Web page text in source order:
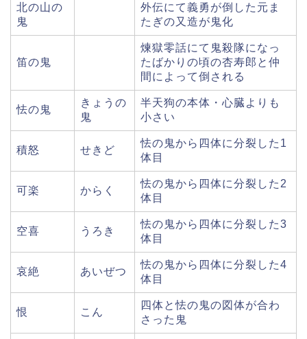
北の山の
鬼
外伝にて義勇が倒した元ま
たぎの又造が鬼化
笛の鬼
煉獄零話にて鬼殺隊になっ
たばかりの頃の杏寿郎と仲
間によって倒される
怯の鬼
きょうの
鬼
半天狗の本体・心臓よりも
小さい
積怒 せきど
怯の鬼から四体に分裂した1
体目
可楽 からく
怯の鬼から四体に分裂した2
体目
空喜 うろき
怯の鬼から四体に分裂した3
体目
哀絶 あいぜつ
怯の鬼から四体に分裂した4
体目
恨 こん
四体と怯の鬼の図体が合わ
さった鬼